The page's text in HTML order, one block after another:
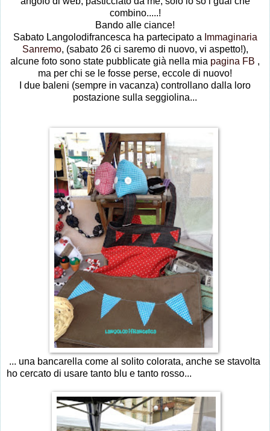
combino.....!
Bando alle ciance!
Sabato Langolodifrancesca ha partecipato a Immaginaria
Sanremo, (sabato 26 ci saremo di nuovo, vi aspetto!),
alcune foto sono state pubblicate già nella mia pagina FB ,
ma per chi se le fosse perse, eccole di nuovo!
I due baleni (sempre in vacanza) controllano dalla loro
postazione sulla seggiolina...
... una bancarella come al solito colorata, anche se stavolta
ho cercato di usare tanto blu e tanto rosso...